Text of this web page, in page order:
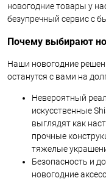
новогодние товары у
безупречный сервис с
Почему выбирают
Наши новогодние
останутся с вами на
Невероятный
искусственные
выглядят как
прочные
тяжелые
Безопасность и
новогодние